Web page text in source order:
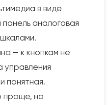
в виде
аналоговая
— к кнопкам не
управления
понятная.
проще, но